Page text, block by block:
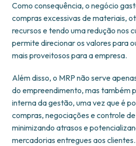
Como consequência, o negócio
compras excessivas de materiais,
recursos e tendo uma redução nos
permite direcionar os valores para
mais proveitosos para a empresa.
Além disso, o MRP não serve
do empreendimento, mas também
interna da gestão, uma vez que é
compras, negociações e controle
minimizando atrasos e
mercadorias entregues aos clientes.